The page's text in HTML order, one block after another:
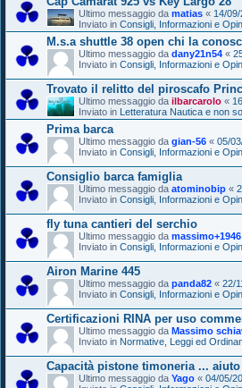
Ultimo messaggio da matias « 14/
Inviato in Consigli, Informazioni e
M.s.a shuttle 38 open chi la
Ultimo messaggio da dany21n54 «
Inviato in Consigli, Informazioni e
Trovato il relitto del piroscafo
Ultimo messaggio da ilbarcarolo «
Inviato in Letteratura Nautica e non
Prima barca
Ultimo messaggio da gian-56 « 05/
Inviato in Consigli, Informazioni e
Consiglio barca famiglia
Ultimo messaggio da atominobip «
Inviato in Consigli, Informazioni e
fly tuna cantieri del serchio
Ultimo messaggio da massimo+1946
Inviato in Consigli, Informazioni e
Airon Marine 445
Ultimo messaggio da panda82 « 22/
Inviato in Consigli, Informazioni e
Certificazioni RINA per uso
Ultimo messaggio da Massimo
Inviato in Normative, Leggi ed
Capacità pistone timoneria ... aiuto
Ultimo messaggio da Yago « 04/05/